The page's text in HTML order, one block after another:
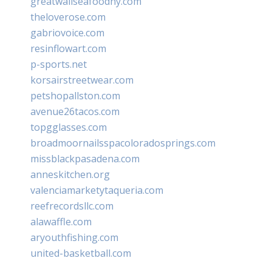
theloverose.com
gabriovoice.com
resinflowart.com
p-sports.net
korsairstreetwear.com
petshopallston.com
avenue26tacos.com
topgglasses.com
broadmoornailsspacoloradosprings.com
missblackpasadena.com
anneskitchen.org
valenciamarketytaqueria.com
reefrecordsllc.com
alawaffle.com
aryouthfishing.com
united-basketball.com